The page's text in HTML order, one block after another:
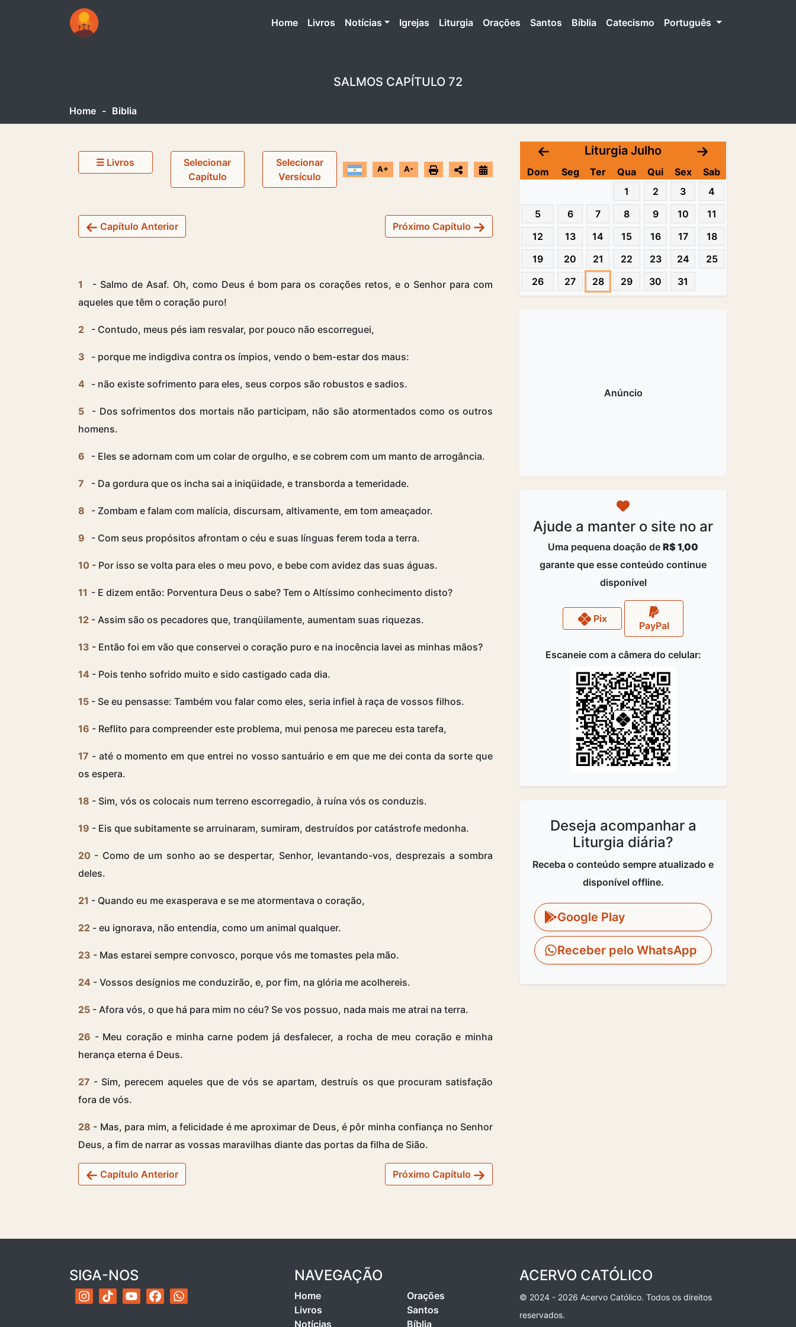
Home(atual)
Livros Notícias Igrejas Liturgia Orações Santos Bíblia Catecismo Português
SALMOS CAPÍTULO 72
Home - Biblia
☰ Livros
Selecionar
Capítulo
Selecionar
Versículo
A+ A-
Capítulo Anterior Próximo Capítulo
1
- Salmo de Asaf. Oh, como Deus é bom para os corações retos, e o Senhor para com
aqueles que têm o coração puro!
2 - Contudo, meus pés iam resvalar, por pouco não escorreguei,
3 - porque me indigdiva contra os ímpios, vendo o bem-estar dos maus:
4 - não existe sofrimento para eles, seus corpos são robustos e sadios.
5
- Dos sofrimentos dos mortais não participam, não são atormentados como os outros
homens.
6 - Eles se adornam com um colar de orgulho, e se cobrem com um manto de arrogância.
7 - Da gordura que os incha sai a iniqüidade, e transborda a temeridade.
8 - Zombam e falam com malícia, discursam, altivamente, em tom ameaçador.
9 - Com seus propósitos afrontam o céu e suas línguas ferem toda a terra.
10 - Por isso se volta para eles o meu povo, e bebe com avidez das suas águas.
11 - E dizem então: Porventura Deus o sabe? Tem o Altíssimo conhecimento disto?
12 - Assim são os pecadores que, tranqüilamente, aumentam suas riquezas.
13 - Então foi em vão que conservei o coração puro e na inocência lavei as minhas mãos?
14 - Pois tenho sofrido muito e sido castigado cada dia.
15 - Se eu pensasse: Também vou falar como eles, seria infiel à raça de vossos filhos.
16 - Reflito para compreender este problema, mui penosa me pareceu esta tarefa,
17 - até o momento em que entrei no vosso santuário e em que me dei conta da sorte que
os espera.
18 - Sim, vós os colocais num terreno escorregadio, à ruína vós os conduzis.
19 - Eis que subitamente se arruinaram, sumiram, destruídos por catástrofe medonha.
20 - Como de um sonho ao se despertar, Senhor, levantando-vos, desprezais a sombra
deles.
21 - Quando eu me exasperava e se me atormentava o coração,
22 - eu ignorava, não entendia, como um animal qualquer.
23 - Mas estarei sempre convosco, porque vós me tomastes pela mão.
24 - Vossos desígnios me conduzirão, e, por fim, na glória me acolhereis.
25 - Afora vós, o que há para mim no céu? Se vos possuo, nada mais me atrai na terra.
26 - Meu coração e minha carne podem já desfalecer, a rocha de meu coração e minha
herança eterna é Deus.
27 - Sim, perecem aqueles que de vós se apartam, destruís os que procuram satisfação
fora de vós.
28 - Mas, para mim, a felicidade é me aproximar de Deus, é pôr minha confiança no Senhor
Deus, a fim de narrar as vossas maravilhas diante das portas da filha de Sião.
Capítulo Anterior Próximo Capítulo
Liturgia Julho
Dom Seg Ter Qua Qui Sex
Sab
1
2 3
4
5
6 7 8 9 10
11
12
13 14 15 16 17
18
19
20 21 22 23 24
25
26
27 28 29 30 31
Ajude a manter o site no ar
Uma pequena doação de R$ 1,00
garante que esse conteúdo continue
disponível
Pix
PayPal
Escaneie com a câmera do celular:
Deseja acompanhar a
Liturgia diária?
Receba o conteúdo sempre atualizado e
disponível offline.
Google Play
Receber pelo WhatsApp
SIGA-NOS NAVEGAÇÃO
Home
Livros
Notícias
Orações
Santos
Bíblia
ACERVO CATÓLICO
© 2024 - 2026 Acervo Católico. Todos os direitos
reservados.